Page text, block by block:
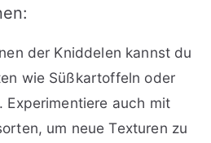
der Kniddelen kannst du
wie Süßkartoffeln oder
Experimentiere auch mit
um neue Texturen zu